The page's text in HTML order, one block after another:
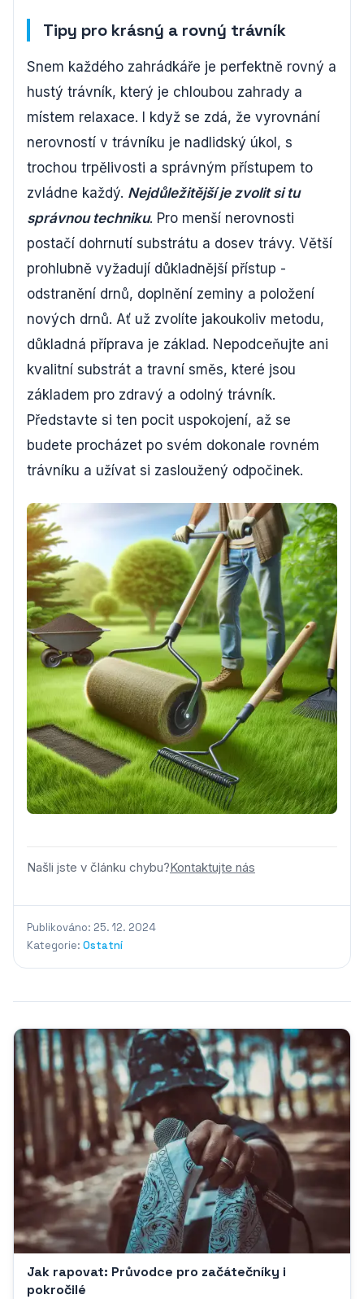
Tipy pro krásný a rovný trávník
Snem každého zahrádkáře je perfektně rovný a
hustý trávník, který je chloubou zahrady a
místem relaxace. I když se zdá, že vyrovnání
nerovností v trávníku je nadlidský úkol, s
trochou trpělivosti a správným přístupem to
zvládne každý. Nejdůležitější je zvolit si tu
správnou techniku. Pro menší nerovnosti
postačí dohrnutí substrátu a dosev trávy. Větší
prohlubně vyžadují důkladnější přístup -
odstranění drnů, doplnění zeminy a položení
nových drnů. Ať už zvolíte jakoukoliv metodu,
důkladná příprava je základ. Nepodceňujte ani
kvalitní substrát a travní směs, které jsou
základem pro zdravý a odolný trávník.
Představte si ten pocit uspokojení, až se
budete procházet po svém dokonale rovném
trávníku a užívat si zasloužený odpočinek.
Našli jste v článku chybu?Kontaktujte nás
Publikováno: 25. 12. 2024
Kategorie: Ostatní
Jak rapovat: Průvodce pro začátečníky i
pokročilé